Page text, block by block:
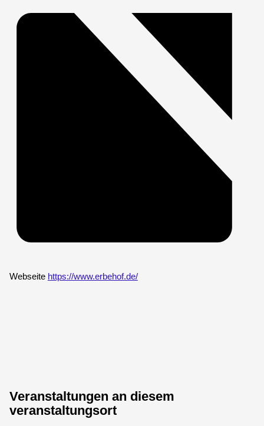
Webseite https://www.erbehof.de/
Veranstaltungen an diesem
veranstaltungsort